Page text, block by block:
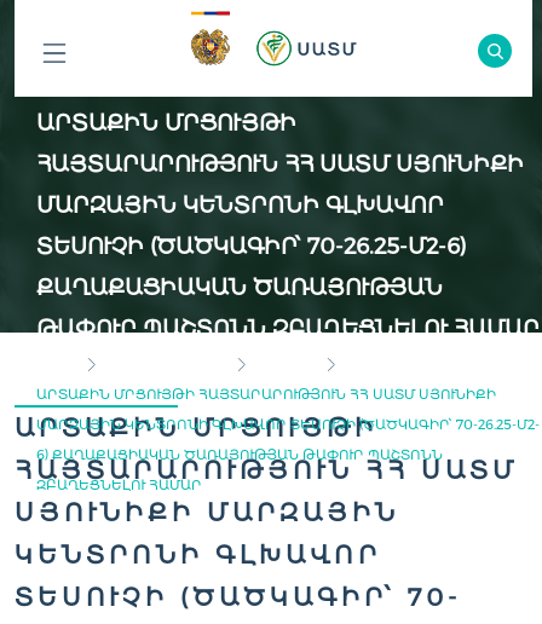
ԲՈԼՈՐ
ԲԱԺԻՆՆԵՐԸ
ԱՐՏԱՔԻՆ ՄՐՑՈՒՅԹԻ
ՀԱՅՏԱՐԱՐՈՒԹՅՈՒՆ ՀՀ ՍԱՏՄ ՍՅՈՒՆԻՔԻ
ՄԱՐԶԱՅԻՆ ԿԵՆՏՐՈՆԻ ԳԼԽԱՎՈՐ
ՏԵՍՈՒՉԻ (ԾԱԾԿԱԳԻՐ՝ 70-26.25-Մ2-6)
ՔԱՂԱՔԱՑԻԱԿԱՆ ԾԱՌԱՅՈՒԹՅԱՆ
ԹԱՓՈՒՐ ՊԱՇՏՈՆՆ ԶԲԱՂԵՑՆԵԼՈՒ ՀԱՄԱՐ
ԱՐՏԱՔԻՆ ՄՐՑՈՒՅԹԻ ՀԱՅՏԱՐԱՐՈՒԹՅՈՒՆ ՀՀ ՍԱՏՄ ՍՅՈՒՆԻՔԻ
ՄԱՐԶԱՅԻՆ ԿԵՆՏՐՈՆԻ ԳԼԽԱՎՈՐ ՏԵՍՈՒՉԻ (ԾԱԾԿԱԳԻՐ՝ 70-26.25-Մ2-
6) ՔԱՂԱՔԱՑԻԱԿԱՆ ԾԱՌԱՅՈՒԹՅԱՆ ԹԱՓՈՒՐ ՊԱՇՏՈՆՆ
ԶԲԱՂԵՑՆԵԼՈՒ ՀԱՄԱՐ
ԱՐՏԱՔԻՆ ՄՐՑՈՒՅԹԻ
ՀԱՅՏԱՐԱՐՈՒԹՅՈՒՆ ՀՀ ՍԱՏՄ
ՍՅՈՒՆԻՔԻ ՄԱՐԶԱՅԻՆ
ԿԵՆՏՐՈՆԻ ԳԼԽԱՎՈՐ
ՏԵՍՈՒՉԻ (ԾԱԾԿԱԳԻՐ՝ 70-